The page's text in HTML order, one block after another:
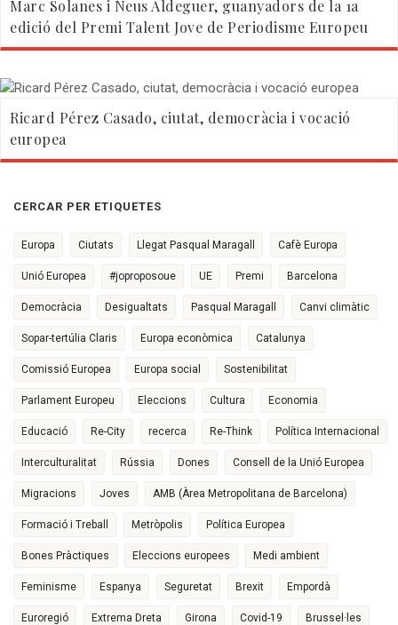
Marc Solanes i Neus Aldeguer, guanyadors de la 1a
edició del Premi Talent Jove de Periodisme Europeu
Ricard Pérez Casado, ciutat, democràcia i vocació
europea
CERCAR PER ETIQUETES
Europa Ciutats Llegat Pasqual Maragall Cafè Europa
Unió Europea #joproposoue UE Premi Barcelona
Democràcia Desigualtats Pasqual Maragall Canvi climàtic
Sopar-tertúlia Claris Europa econòmica Catalunya
Comissió Europea Europa social Sostenibilitat
Parlament Europeu Eleccions Cultura Economia
Educació Re-City recerca Re-Think Política Internacional
Interculturalitat Rússia Dones Consell de la Unió Europea
Migracions Joves AMB (Àrea Metropolitana de Barcelona)
Formació i Treball Metròpolis Política Europea
Bones Pràctiques Eleccions europees Medi ambient
Feminisme Espanya Seguretat Brexit Empordà
Euroregió Extrema Dreta Girona Covid-19 Brussel·les